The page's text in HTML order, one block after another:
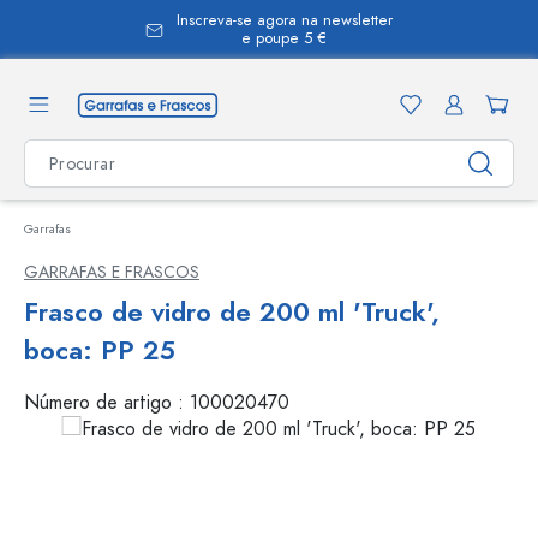
Inscreva-se agora na newsletter
e poupe 5 €
Garrafas
GARRAFAS E FRASCOS
Frasco de vidro de 200 ml 'Truck',
boca: PP 25
Número de artigo : 100020470